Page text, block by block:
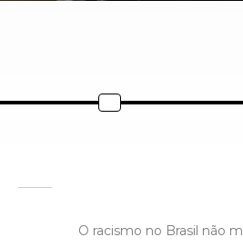
O racismo no Brasil não